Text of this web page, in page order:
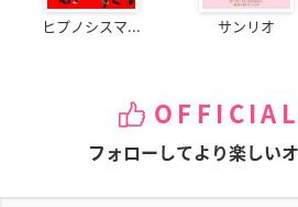
ヒプノシスマ... サンリオ
フォローしてより楽しい